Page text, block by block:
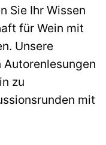
Sie Ihr Wissen
für Wein mit
Unsere
zu
mit